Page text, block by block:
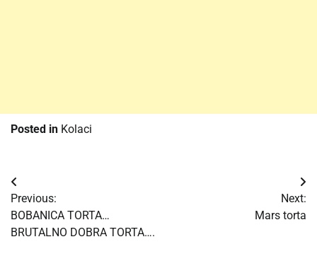
Posted in Kolaci
Post
navigation
Previous:
BOBANICA TORTA…
BRUTALNO DOBRA TORTA….
Next:
Mars torta